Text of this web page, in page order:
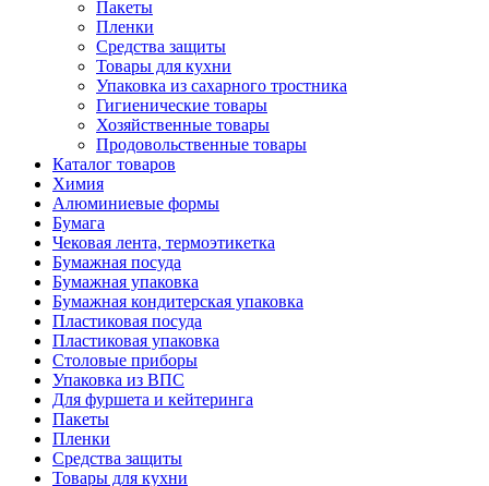
Пакеты
Пленки
Средства защиты
Товары для кухни
Упаковка из сахарного тростника
Гигиенические товары
Хозяйственные товары
Продовольственные товары
Каталог товаров
Химия
Алюминиевые формы
Бумага
Чековая лента, термоэтикетка
Бумажная посуда
Бумажная упаковка
Бумажная кондитерская упаковка
Пластиковая посуда
Пластиковая упаковка
Столовые приборы
Упаковка из ВПС
Для фуршета и кейтеринга
Пакеты
Пленки
Средства защиты
Товары для кухни